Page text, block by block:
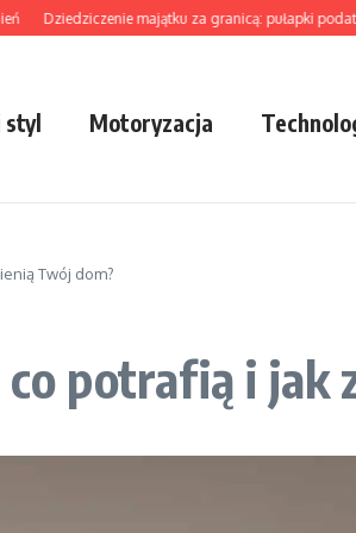
Dziedziczenie majątku za granicą: pułapki podatkowe
styl Motoryzacja
Twój dom?
potrafią i jak